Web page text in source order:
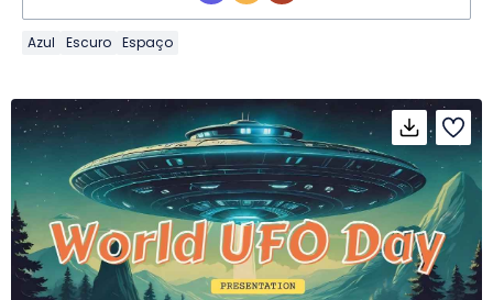
Azul Escuro Espaço